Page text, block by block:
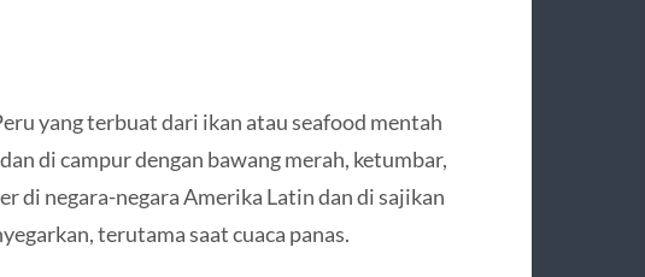
yang terbuat dari ikan atau seafood mentah
di campur dengan bawang merah, ketumbar,
di negara-negara Amerika Latin dan di sajikan
terutama saat cuaca panas.